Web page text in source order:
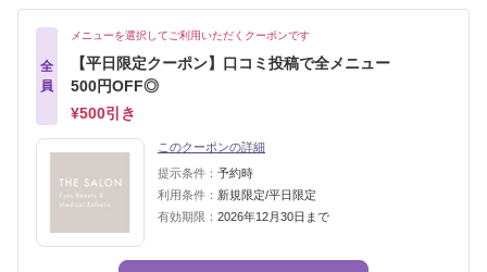
全
員
メニューを選択してご利用いただくクーポンです
【平日限定クーポン】口コミ投稿で全メニュー
500円OFF◎
¥500引き
このクーポンの詳細
提示条件： 予約時
利用条件： 新規限定/平日限定
有効期限： 2026年12月30日まで